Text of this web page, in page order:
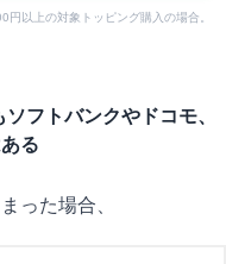
以上の対象トッピング購入の場合。
フトバンクやドコモ、
る
った場合、